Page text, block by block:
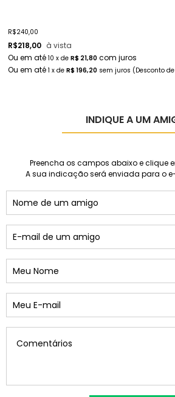
R$240,00
R$218,00 à vista
10 x de R$ 21,80
1 x de R$ 196,20 sem juros (Desconto de
INDIQUE A UM
Preencha os campos abaixo e clique
A sua indicação será enviada para o